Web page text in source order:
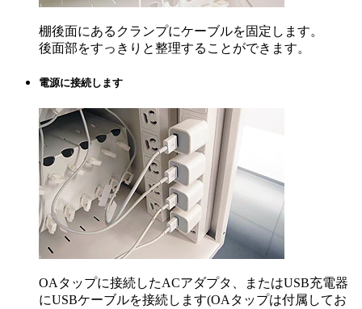
棚後面にあるクランプにケーブルを固定します。
後面部をすっきりと整理することができます。
電源に接続します
OAタップに接続したACアダプタ、またはUSB充電器
にUSBケーブルを接続します(OAタップは付属してお